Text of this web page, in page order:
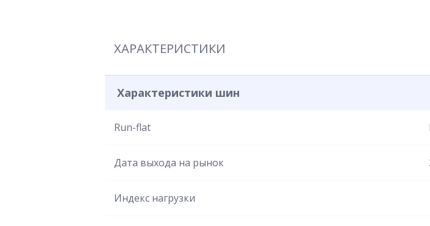
ХАРАКТЕРИСТИКИ
Характеристики шин
Run-flat
Дата выхода на рынок
Индекс нагрузки